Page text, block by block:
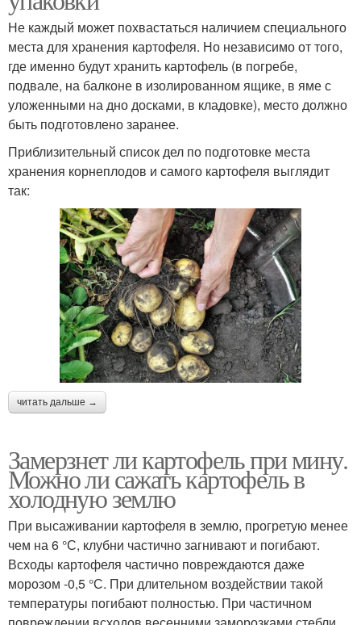
Не каждый может похвастаться наличием специального
места для хранения картофеля. Но независимо от того,
где именно будут хранить картофель (в погребе,
подвале, на балконе в изолированном ящике, в яме с
уложенными на дно досками, в кладовке), место должно
быть подготовлено заранее.
Приблизительный список дел по подготовке места
хранения корнеплодов и самого картофеля выглядит
так:
читать дальше →
Замерзнет ли картофель при мину.
Можно ли сажать картофель в
холодную землю
При высаживании картофеля в землю, прогретую менее
чем на 6 °С, клубни частично загнивают и погибают.
Всходы картофеля частично повреждаются даже
морозом -0,5 °С. При длительном воздействии такой
температуры погибают полностью. При частичном